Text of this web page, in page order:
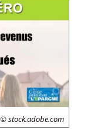
© stock.adobe.com